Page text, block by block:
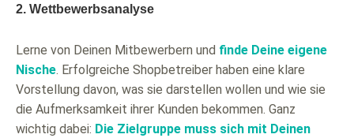
2. Wettbewerbsanalyse
Lerne von Deinen Mitbewerbern und finde Deine eigene
Nische. Erfolgreiche Shopbetreiber haben eine klare
Vorstellung davon, was sie darstellen wollen und wie sie
die Aufmerksamkeit ihrer Kunden bekommen. Ganz
wichtig dabei: Die Zielgruppe muss sich mit Deinen